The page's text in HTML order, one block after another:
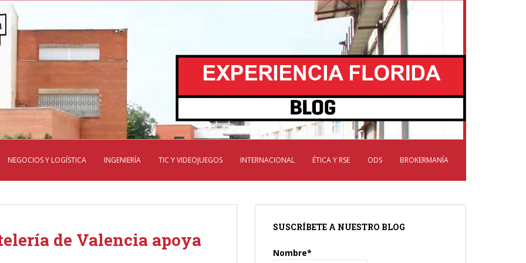
NEGOCIOS Y LOGÍSTICA INGENIERÍA TIC Y VIDEOJUEGOS INTERNACIONAL ÉTICA Y RSE ODS BROKERMANÍA
de Valencia apoya
SUSCRÍBETE A NUESTRO BLOG
Nombre*